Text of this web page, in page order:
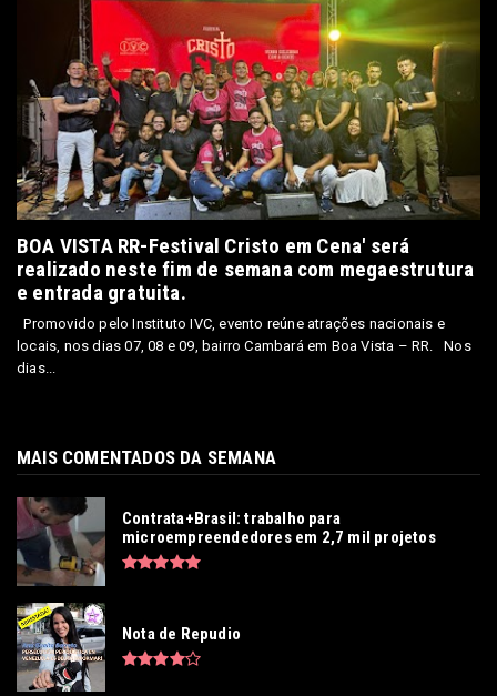
BOA VISTA RR-Festival Cristo em Cena' será
realizado neste fim de semana com megaestrutura
e entrada gratuita.
Promovido pelo Instituto IVC, evento reúne atrações nacionais e
locais, nos dias 07, 08 e 09, bairro Cambará em Boa Vista – RR. Nos
dias...
MAIS COMENTADOS DA SEMANA
Contrata+Brasil: trabalho para
microempreendedores em 2,7 mil projetos
Nota de Repudio